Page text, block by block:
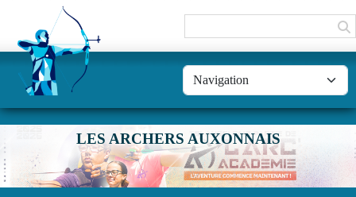
LES ARCHERS AUXONNAIS
Panneau de gestion des cookies